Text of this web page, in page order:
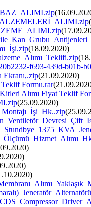
(18.09.2020)
f693-439d-b01b-
Ekranı,.zip(21.09.2020)
Teklif Formu.rar
Alımı Fiyat Teklif
(25.09.2020)